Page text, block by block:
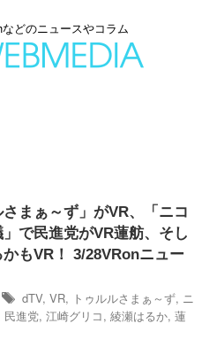
どのニュースやコラム
さまぁ～ず」がVR、「ニコ
で民進党がVR蓮舫、そし
もVR！ 3/28VRonニュー
dTV, VR, トゥルルさまぁ～ず, ニ
民進党, 江崎グリコ, 綾瀬はるか, 蓮